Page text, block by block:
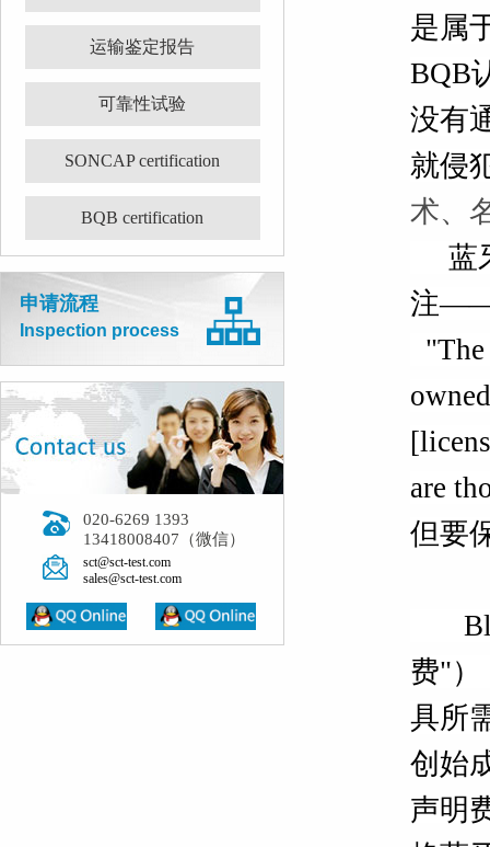
运输鉴定报告
可靠性试验
SONCAP certification
BQB certification
申请流程
Inspection process
020-6269 1393
13418008407（微信）
sct@sct-test.com
sales@sct-test.com
是属
BQB
没有
就侵
术、
蓝
注
are
但要
费"）
具所
创始
声明